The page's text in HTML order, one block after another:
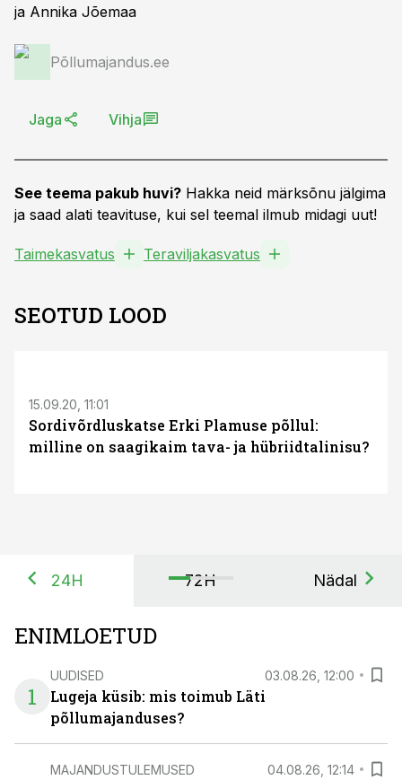
ja Annika Jõemaa
Põllumajandus.ee
Jaga Vihja
See teema pakub huvi? Hakka neid märksõnu jälgima
ja saad alati teavituse, kui sel teemal ilmub midagi uut!
Taimekasvatus Teraviljakasvatus
SEOTUD LOOD
15.09.20, 11:01
Sordivõrdluskatse Erki Plamuse põllul:
milline on saagikaim tava- ja hübriidtalinisu?
24H 72H Nädal
ENIMLOETUD
1
UUDISED 03.08.26, 12:00
Lugeja küsib: mis toimub Läti
põllumajanduses?
MAJANDUSTULEMUSED 04.08.26, 12:14